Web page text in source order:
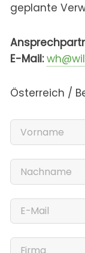
geplante
E-Mail:
Österreich /